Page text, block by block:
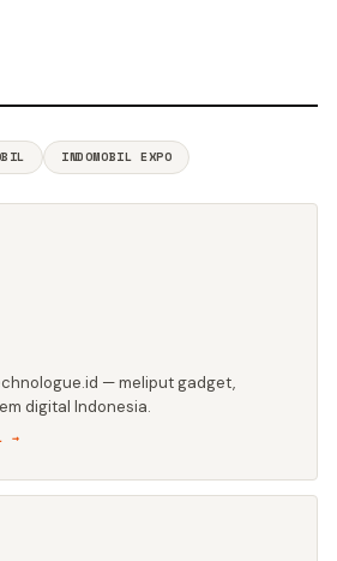
INDOMOBIL EXPO
— meliput gadget,
digital Indonesia.
→